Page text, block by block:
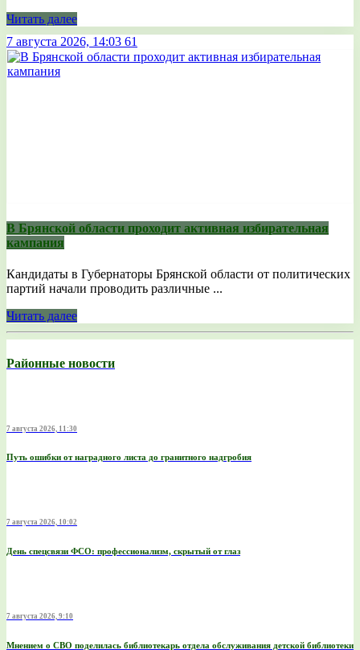
Читать далее
7 августа 2026, 14:03 61
В Брянской области проходит активная избирательная
кампания
Кандидаты в Губернаторы Брянской области от политических
партий начали проводить различные ...
Читать далее
Районные новости
7 августа 2026, 11:30
Путь ошибки от наградного листа до гранитного надгробия
7 августа 2026, 10:02
День спецсвязи ФСО: профессионализм, скрытый от глаз
7 августа 2026, 9:10
Мнением о СВО поделилась библиотекарь отдела обслуживания детской библиотеки